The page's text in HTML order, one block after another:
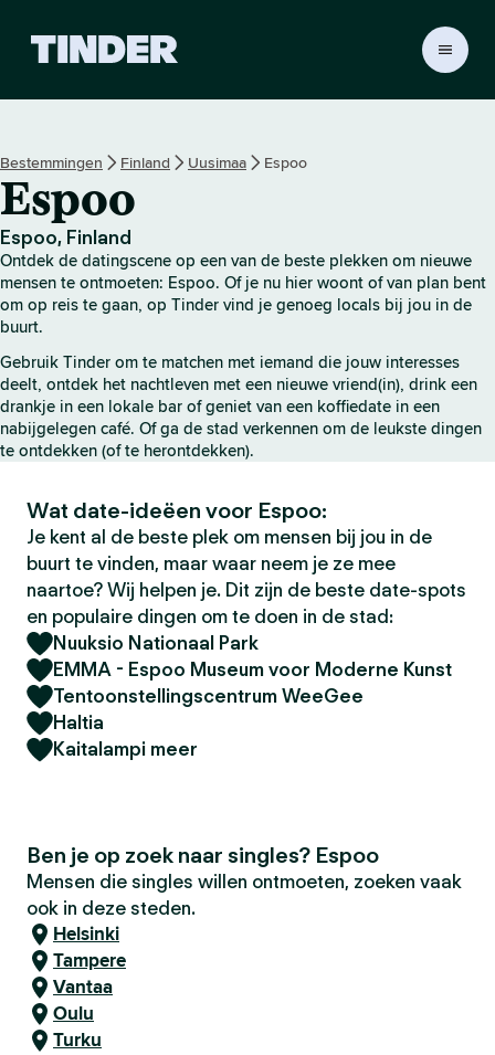
r
e
p
a
n
a
Bestemmingen Finland Uusimaa Espoo
Espoo
Espoo, Finland
Ontdek de datingscene op een van de beste plekken om nieuwe
mensen te ontmoeten: Espoo. Of je nu hier woont of van plan bent
om op reis te gaan, op Tinder vind je genoeg locals bij jou in de
buurt.
Gebruik Tinder om te matchen met iemand die jouw interesses
deelt, ontdek het nachtleven met een nieuwe vriend(in), drink een
drankje in een lokale bar of geniet van een koffiedate in een
nabijgelegen café. Of ga de stad verkennen om de leukste dingen
te ontdekken (of te herontdekken).
Wat date-ideëen voor Espoo:
Je kent al de beste plek om mensen bij jou in de
buurt te vinden, maar waar neem je ze mee
naartoe? Wij helpen je. Dit zijn de beste date-spots
en populaire dingen om te doen in de stad:
Nuuksio Nationaal Park
EMMA - Espoo Museum voor Moderne Kunst
Tentoonstellingscentrum WeeGee
Haltia
Kaitalampi meer
Ben je op zoek naar singles? Espoo
Mensen die singles willen ontmoeten, zoeken vaak
ook in deze steden.
Helsinki
Tampere
Vantaa
Oulu
Turku